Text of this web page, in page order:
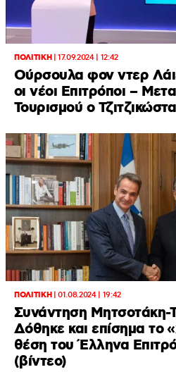
ΠΟΛΙΤΙΚΗ|17.09.2024 | 12:42
Ούρσουλα φον ντερ
οι νέοι Επιτρόποι –
Τουρισμού ο
ΠΟΛΙΤΙΚΗ|01.08.2024 | 19:42
Συνάντηση Μητσοτάκη-
Δόθηκε και επίσημα το
θέση του Έλληνα
(βίντεο)